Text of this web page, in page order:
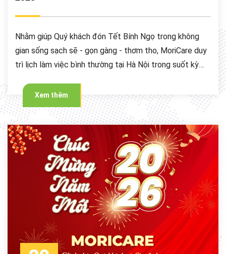
Nhằm giúp Quý khách đón Tết Bính Ngọ trong không
gian sống sạch sẽ - gọn gàng - thơm tho, MoriCare duy
trì lịch làm việc bình thường tại Hà Nội trong suốt kỳ
Xem thêm